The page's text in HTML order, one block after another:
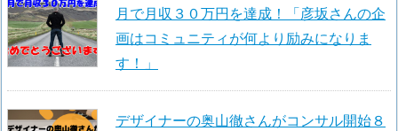
月で月収３０万円を達成！「彦坂さんの企
画はコミュニティが何より励みになりま
す！」
デザイナーの奥山徹さんがコンサル開始８